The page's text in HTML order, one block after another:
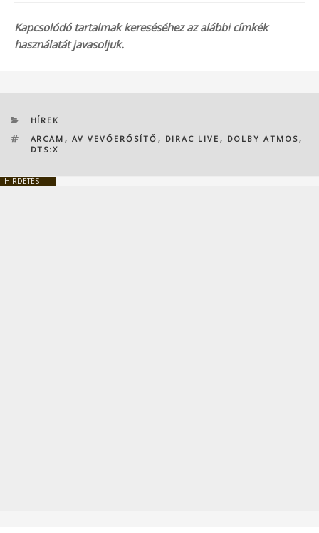
Kapcsolódó tartalmak kereséséhez az alábbi címkék
használatát javasoljuk.
KATEGÓRIÁK
HÍREK
CÍMKÉK
ARCAM , AV VEVŐERŐSÍTŐ , DIRAC LIVE , DOLBY ATMOS ,
DTS:X
HIRDETÉS